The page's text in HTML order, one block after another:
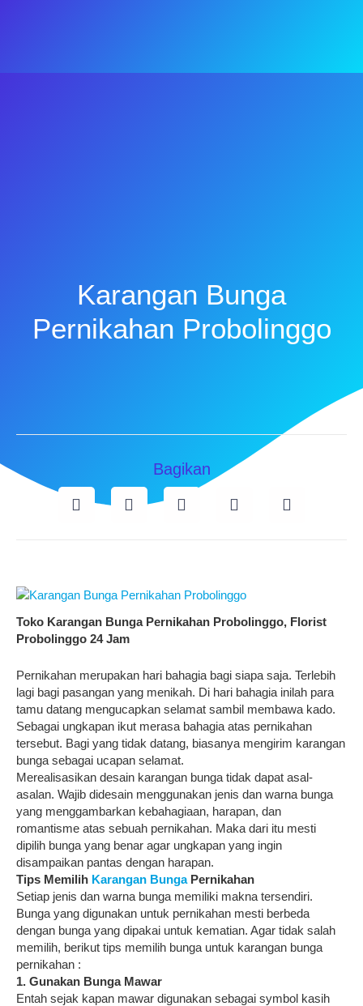
Karangan Bunga
Pernikahan Probolinggo
Bagikan
Toko Karangan Bunga Pernikahan Probolinggo, Florist
Probolinggo 24 Jam
Pernikahan merupakan hari bahagia bagi siapa saja. Terlebih
lagi bagi pasangan yang menikah. Di hari bahagia inilah para
tamu datang mengucapkan selamat sambil membawa kado.
Sebagai ungkapan ikut merasa bahagia atas pernikahan
tersebut. Bagi yang tidak datang, biasanya mengirim karangan
bunga sebagai ucapan selamat.
Merealisasikan desain karangan bunga tidak dapat asal-
asalan. Wajib didesain menggunakan jenis dan warna bunga
yang menggambarkan kebahagiaan, harapan, dan
romantisme atas sebuah pernikahan. Maka dari itu mesti
dipilih bunga yang benar agar ungkapan yang ingin
disampaikan pantas dengan harapan.
Tips Memilih Karangan BungaPernikahan
Setiap jenis dan warna bunga memiliki makna tersendiri.
Bunga yang digunakan untuk pernikahan mesti berbeda
dengan bunga yang dipakai untuk kematian. Agar tidak salah
memilih, berikut tips memilih bunga untuk karangan bunga
pernikahan :
1. Gunakan Bunga Mawar
Entah sejak kapan mawar digunakan sebagai symbol kasih